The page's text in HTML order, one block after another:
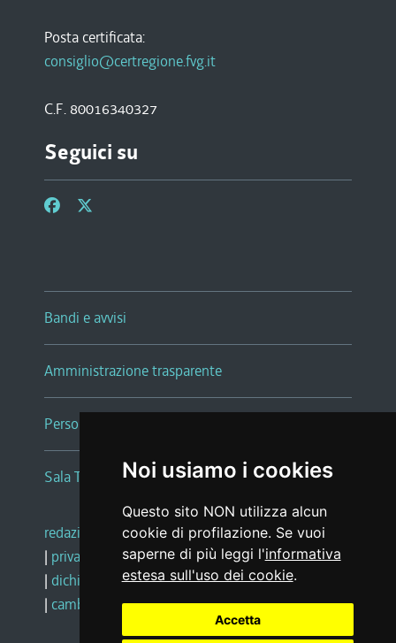
Noi usiamo i cookies
Questo sito NON utilizza alcun
cookie di profilazione. Se vuoi
saperne di più leggi l'informativa
estesa sull'uso dei cookie.
Accetta
Posta certificata:
consiglio@certregione.fvg.it
C.F. 80016340327
Seguici su
Bandi e avvisi
Amministrazione trasparente
Persone e Uffici
Sala Tiziano Tessitori
redazione web |note legali |glossario
| privacy
social media policy
| dichiarazione di accessibilità |feedback
| cambio preferenze cookie